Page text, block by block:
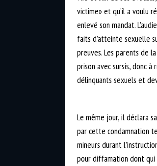
victime» et qu’il a voulu
enlevé son mandat.
faits d’atteinte sexuelle
preuves. Les parents de
prison avec sursis, donc
délinquants sexuels et
Le même jour, il déclara
par cette condamnation
mineurs durant
pour diffamation dont qui